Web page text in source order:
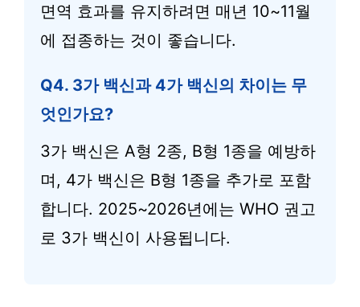
면역 효과를 유지하려면 매년 10~11월
에 접종하는 것이 좋습니다.
Q4. 3가 백신과 4가 백신의 차이는 무
엇인가요?
3가 백신은 A형 2종, B형 1종을 예방하
며, 4가 백신은 B형 1종을 추가로 포함
합니다. 2025~2026년에는 WHO 권고
로 3가 백신이 사용됩니다.